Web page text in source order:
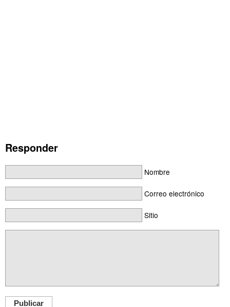
Responder
Nombre
Correo electrónico
Sitio
Publicar